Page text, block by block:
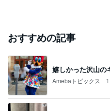
おすすめの記事
嬉しかった沢山の
Amebaトピックス